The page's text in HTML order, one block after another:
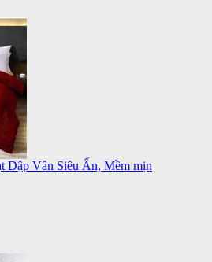
Dập Vân Siêu Ấn, Mềm mịn